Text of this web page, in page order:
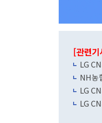
[관련기
LG
NH농
LG
LG